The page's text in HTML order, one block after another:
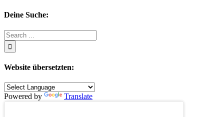
Deine Suche:
Search
for:
Website übersetzten:
Powered by Translate